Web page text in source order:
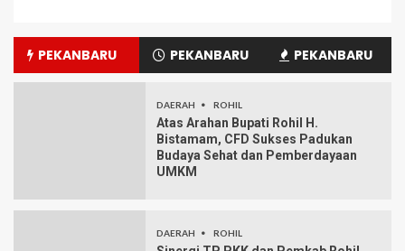
PEKANBARU PEKANBARU PEKANBARU
DAERAH ROHIL
Atas Arahan Bupati Rohil H.
Bistamam, CFD Sukses Padukan
Budaya Sehat dan Pemberdayaan
UMKM
DAERAH ROHIL